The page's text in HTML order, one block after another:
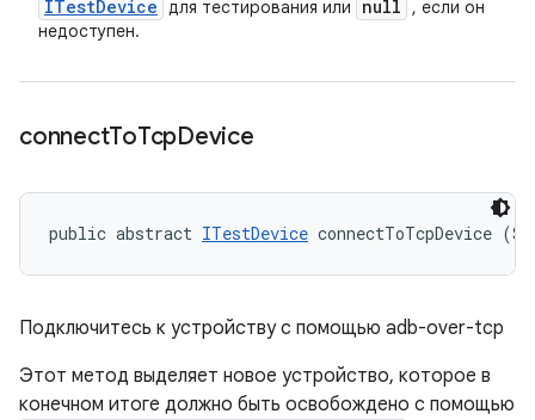
ITestDevice для тестирования или null
, если он
недоступен.
connectToTcpDevice
public abstract ITestDevice connectToTcpDevice
Подключитесь к устройству с помощью adb-over-tcp
Этот метод выделяет новое устройство, которое в
конечном итоге должно быть освобождено с помощью